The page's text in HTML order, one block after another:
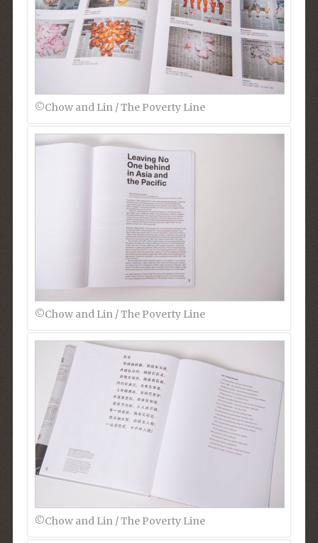
©︎Chow and Lin / The Poverty Line
©︎Chow and Lin / The Poverty Line
©︎Chow and Lin / The Poverty Line